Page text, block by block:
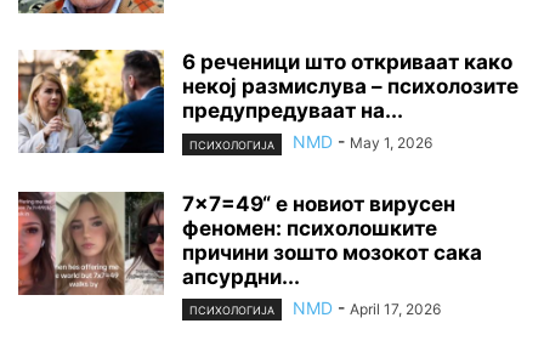
6 реченици што откриваат како
некој размислува – психолозите
предупредуваат на...
ПСИХОЛОГИЈА NMD - May 1, 2026
7×7=49“ е новиот вирусен
феномен: психолошките
причини зошто мозокот сака
апсурдни...
ПСИХОЛОГИЈА NMD - April 17, 2026